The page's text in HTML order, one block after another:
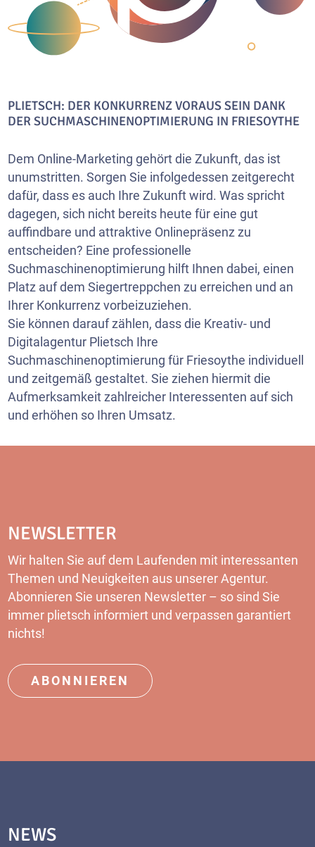
PLIETSCH: DER KONKURRENZ VORAUS SEIN DANK
DER SUCHMASCHINENOPTIMIERUNG IN FRIESOYTHE
Dem Online-Marketing gehört die Zukunft, das ist
unumstritten. Sorgen Sie infolgedessen zeitgerecht
dafür, dass es auch Ihre Zukunft wird. Was spricht
dagegen, sich nicht bereits heute für eine gut
auffindbare und attraktive Onlinepräsenz zu
entscheiden? Eine professionelle
Suchmaschinenoptimierung hilft Ihnen dabei, einen
Platz auf dem Siegertreppchen zu erreichen und an
Ihrer Konkurrenz vorbeizuziehen.
Sie können darauf zählen, dass die Kreativ- und
Digitalagentur Plietsch Ihre
Suchmaschinenoptimierung für Friesoythe individuell
und zeitgemäß gestaltet. Sie ziehen hiermit die
Aufmerksamkeit zahlreicher Interessenten auf sich
und erhöhen so Ihren Umsatz.
NEWSLETTER
Wir halten Sie auf dem Laufenden mit interessanten
Themen und Neuigkeiten aus unserer Agentur.
Abonnieren Sie unseren Newsletter – so sind Sie
immer plietsch informiert und verpassen garantiert
nichts!
ABONNIEREN
NEWS